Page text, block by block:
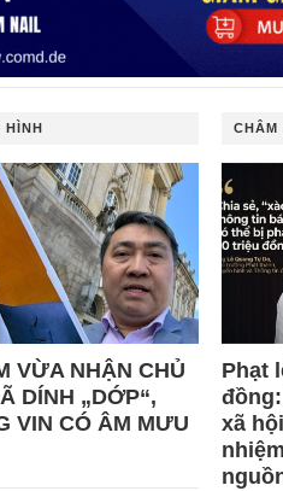
HÌNH
VỪA NHẬN CHỦ
DÍNH „DỚP“,
VIN CÓ ÂM MƯU
CHÂM
Phạt
xã